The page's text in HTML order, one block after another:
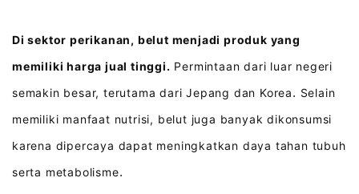
Di sektor perikanan, belut menjadi produk yang
memiliki harga jual tinggi. Permintaan dari luar negeri
semakin besar, terutama dari Jepang dan Korea. Selain
memiliki manfaat nutrisi, belut juga banyak dikonsumsi
karena dipercaya dapat meningkatkan daya tahan tubuh
serta metabolisme.